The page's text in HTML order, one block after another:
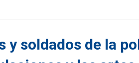
y soldados de la